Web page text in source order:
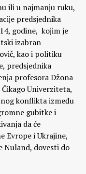
ili u najmanju ruku,
predsjednika
godine, kojim je
izabran
kao i politiku
predsjednika
profesora Džona
Univerziteta,
konflikta između
gubitke i
da će
Evrope i Ukrajine,
dovesti do